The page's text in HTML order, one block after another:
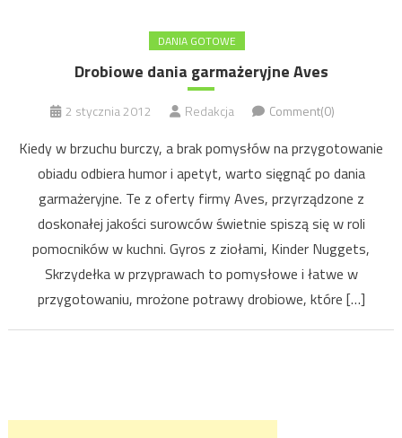
DANIA GOTOWE
Drobiowe dania garmażeryjne Aves
2 stycznia 2012 Redakcja Comment(0)
Kiedy w brzuchu burczy, a brak pomysłów na przygotowanie
obiadu odbiera humor i apetyt, warto sięgnąć po dania
garmażeryjne. Te z oferty firmy Aves, przyrządzone z
doskonałej jakości surowców świetnie spiszą się w roli
pomocników w kuchni. Gyros z ziołami, Kinder Nuggets,
Skrzydełka w przyprawach to pomysłowe i łatwe w
przygotowaniu, mrożone potrawy drobiowe, które […]